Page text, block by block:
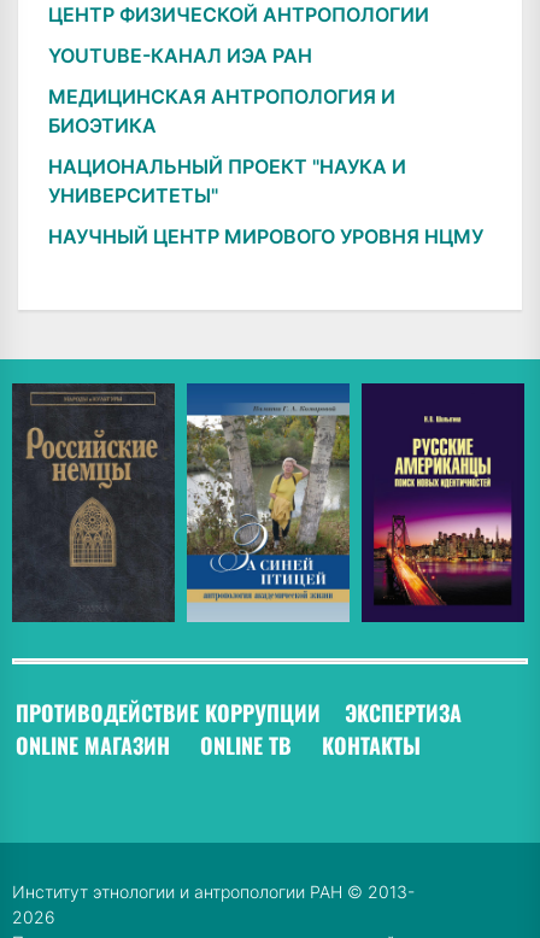
ЦЕНТР ФИЗИЧЕСКОЙ АНТРОПОЛОГИИ
YOUTUBE-КАНАЛ ИЭА РАН
МЕДИЦИНСКАЯ АНТРОПОЛОГИЯ И
БИОЭТИКА
НАЦИОНАЛЬНЫЙ ПРОЕКТ "НАУКА И
УНИВЕРСИТЕТЫ"
НАУЧНЫЙ ЦЕНТР МИРОВОГО УРОВНЯ НЦМУ
ПРОТИВОДЕЙСТВИЕ КОРРУПЦИИ ЭКСПЕРТИЗА
ONLINE МАГАЗИН
ONLINE ТВ КОНТАКТЫ
Институт этнологии и антропологии РАН © 2013-
2026